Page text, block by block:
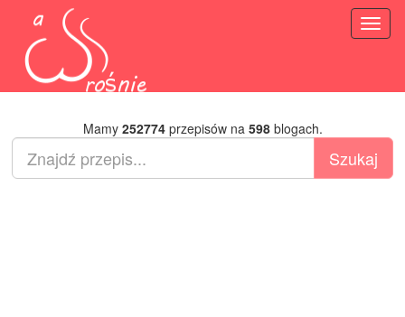
Mamy 252774przepisów na 598blogach.